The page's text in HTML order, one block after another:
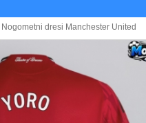
Nogometni dresi Manchester United